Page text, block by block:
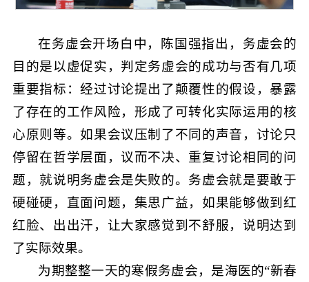
在务虚会开场白中，陈国强指出，务虚会的
目的是以虚促实，判定务虚会的成功与否有几项
重要指标：经过讨论提出了颠覆性的假设，暴露
了存在的工作风险，形成了可转化实际运用的核
心原则等。如果会议压制了不同的声音，讨论只
停留在哲学层面，议而不决、重复讨论相同的问
题，就说明务虚会是失败的。务虚会就是要敢于
硬碰硬，直面问题，集思广益，如果能够做到红
红脸、出出汗，让大家感觉到不舒服，说明达到
了实际效果。
为期整整一天的寒假务虚会，是海医的“新春